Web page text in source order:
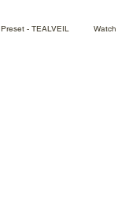
Preset - TEALVEIL Watch